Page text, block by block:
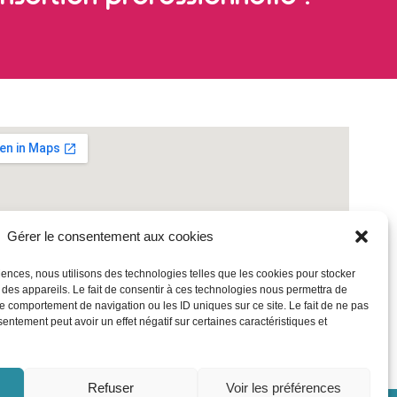
Gérer le consentement aux cookies
nous utilisons des technologies telles que les cookies pour stocker
appareils. Le fait de consentir à ces technologies nous permettra de
comportement de navigation ou les ID uniques sur ce site. Le fait de ne pas
peut avoir un effet négatif sur certaines caractéristiques et
Refuser Voir les préférences